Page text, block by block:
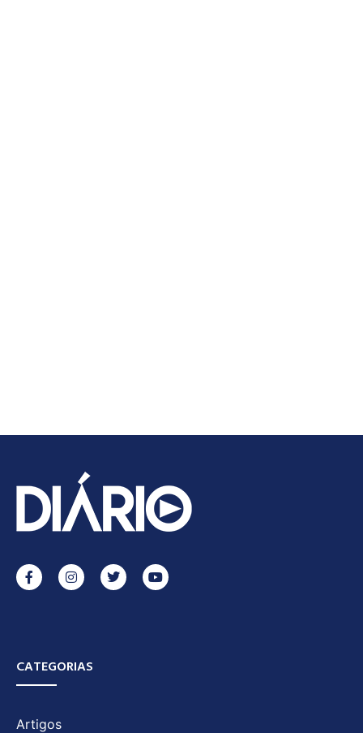
CATEGORIAS
Artigos